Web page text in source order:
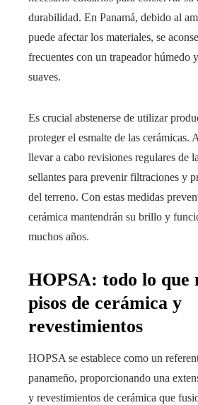
durabilidad. En Panamá, debido al
puede afectar los materiales, se
frecuentes con un trapeador húmedo
suaves.
Es crucial abstenerse de utilizar
proteger el esmalte de las cerámicas.
llevar a cabo revisiones regulares de
sellantes para prevenir filtraciones y
del terreno. Con estas medidas
cerámica mantendrán su brillo y
muchos años.
HOPSA: todo lo que
pisos de cerámica y
revestimientos
HOPSA se establece como un
panameño, proporcionando una
y revestimientos de cerámica que